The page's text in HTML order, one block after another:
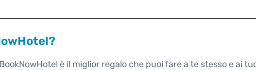
è il miglior regalo che puoi fare a te stesso e ai